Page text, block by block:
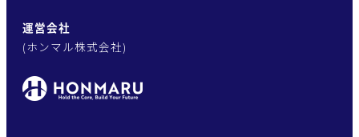
ジ
り
運営会社
(ホンマル株式会社)